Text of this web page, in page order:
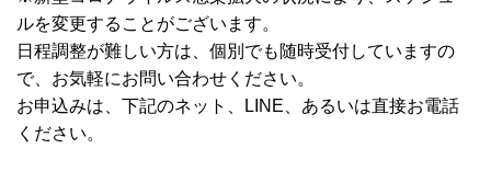
ルを変更することがございます。
日程調整が難しい方は、個別でも随時受付していますの
で、お気軽にお問い合わせください。
お申込みは、下記のネット、LINE、あるいは直接お電話
ください。